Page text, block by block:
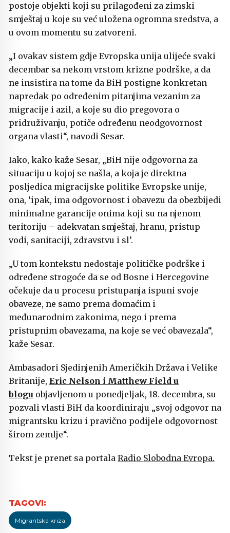
postoje objekti koji su prilagođeni za zimski
smještaj u koje su već uložena ogromna sredstva, a
u ovom momentu su zatvoreni.
„I ovakav sistem gdje Evropska unija ulijeće svaki
decembar sa nekom vrstom krizne podrške, a da
ne insistira na tome da BiH postigne konkretan
napredak po određenim pitanjima vezanim za
migracije i azil, a koje su dio pregovora o
pridruživanju, potiče određenu neodgovornost
organa vlasti“, navodi Sesar.
Iako, kako kaže Sesar, „BiH nije odgovorna za
situaciju u kojoj se našla, a koja je direktna
posljedica migracijske politike Evropske unije,
ona, ‘ipak, ima odgovornost i obavezu da obezbijedi
minimalne garancije onima koji su na njenom
teritoriju – adekvatan smještaj, hranu, pristup
vodi, sanitaciji, zdravstvu i sl’.
„U tom kontekstu nedostaje političke podrške i
određene strogoće da se od Bosne i Hercegovine
očekuje da u procesu pristupanja ispuni svoje
obaveze, ne samo prema domaćim i
međunarodnim zakonima, nego i prema
pristupnim obavezama, na koje se već obavezala“,
kaže Sesar.
Ambasadori Sjedinjenih Američkih Država i Velike
Britanije, Eric Nelson i Matthew Field u
blogu objavljenom u ponedjeljak, 18. decembra, su
pozvali vlasti BiH da koordiniraju „svoj odgovor na
migrantsku krizu i pravično podijele odgovornost
širom zemlje“.
Tekst je prenet sa portala Radio Slobodna Evropa.
Migrantska kriza